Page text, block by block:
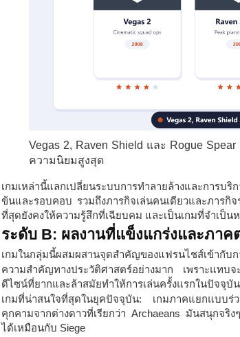
Vegas 2, Raven Shield และ Rogue
ความนิยมสูงสุด
เกมเหล่านี้แลกเปลี่ยนระบบการทำลายล้างและการ
ข้นและรอบคอบ รวมถึงภารกิจเล่นคนเดียวและภารกิ
ที่สุดยังคงให้ความรู้สึกที่เฉียบคม และเป็นเกมที่จำเป็น
ระดับ B: ผลงานที่แข็งแกร่งและภาค
เกมในกลุ่มนี้ผสมผสานจุดสำคัญของแฟรนไชส์เข้ากับก
ความสำคัญทางประวัติศาสตร์อย่างมาก เพราะแทบจ
ดีไซน์ที่ยากและล้าสมัยทำให้การเล่นครั้งแรกในปัจจุบัน
เกมที่น่าสนใจที่สุดในยุคปัจจุบัน: เกมภาคแยกแบบ
คุกคามจากต่างดาวที่เรียกว่า Archaeans มันสนุกจริ
ได้เหมือนกับ Siege